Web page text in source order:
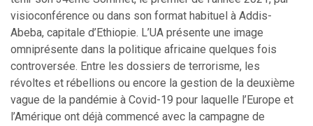
visioconférence ou dans son format habituel à Addis-
Abeba, capitale d’Ethiopie. L’UA présente une image
omniprésente dans la politique africaine quelques fois
controversée. Entre les dossiers de terrorisme, les
révoltes et rébellions ou encore la gestion de la deuxième
vague de la pandémie à Covid-19 pour laquelle l’Europe et
l’Amérique ont déjà commencé avec la campagne de